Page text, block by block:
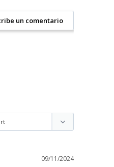
un comentario
09/11/2024